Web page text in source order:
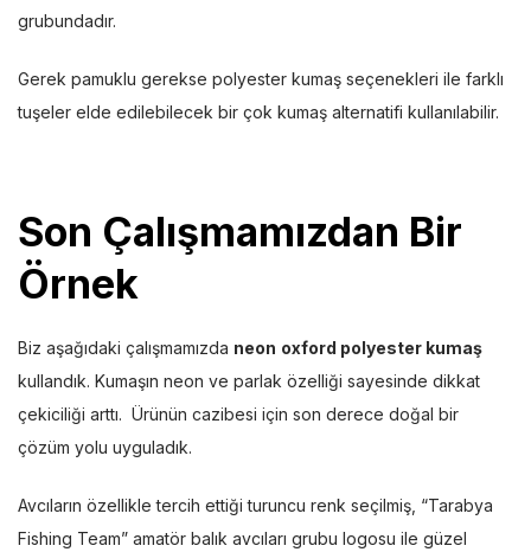
grubundadır.
Gerek pamuklu gerekse polyester kumaş seçenekleri ile farklı
tuşeler elde edilebilecek bir çok kumaş alternatifi kullanılabilir.
Son Çalışmamızdan Bir
Örnek
Biz aşağıdaki çalışmamızda neon oxford polyester kumaş
kullandık. Kumaşın neon ve parlak özelliği sayesinde dikkat
çekiciliği arttı. Ürünün cazibesi için son derece doğal bir
çözüm yolu uyguladık.
Avcıların özellikle tercih ettiği turuncu renk seçilmiş, “Tarabya
Fishing Team” amatör balık avcıları grubu logosu ile güzel